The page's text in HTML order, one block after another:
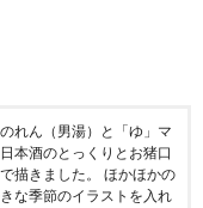
れん（男湯）と「ゆ」マ
本酒のとっくりとお猪口
描きました。 ほかほかの
な季節のイラストを入れ